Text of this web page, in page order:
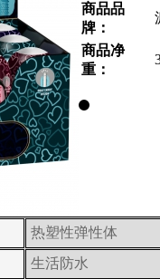
商品品
牌：
商品净
重：
热塑性弹性体
生活防水